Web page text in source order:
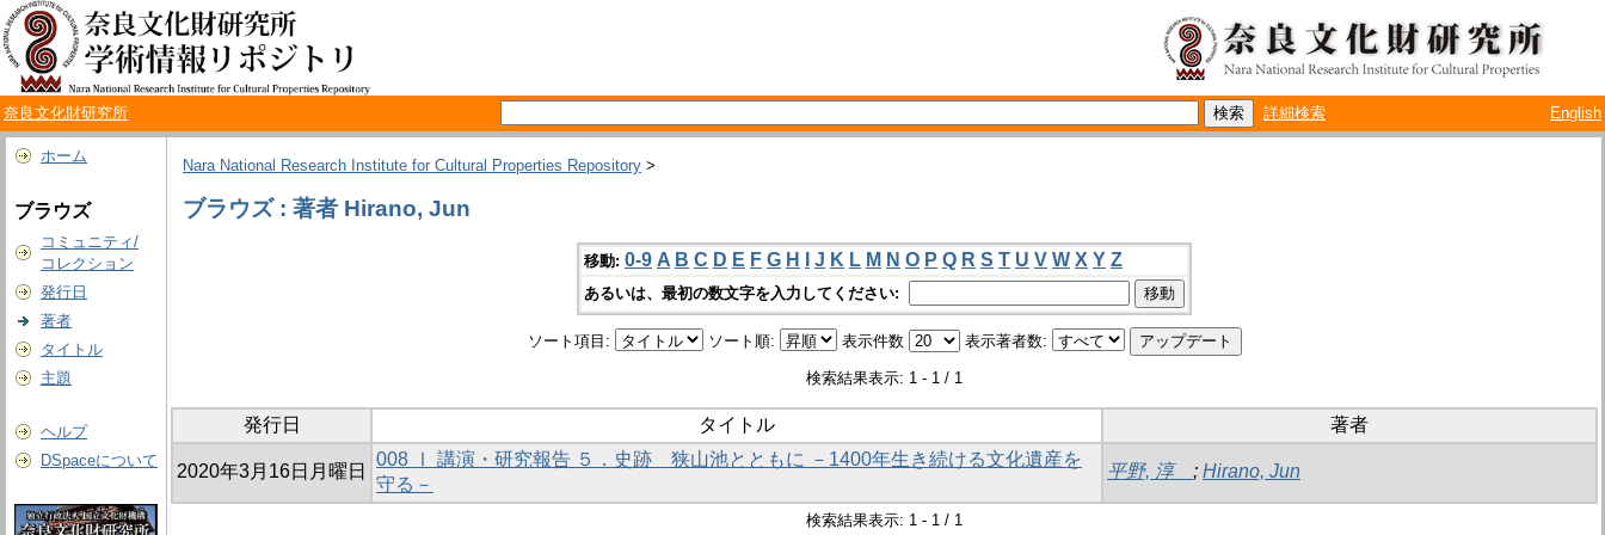
奈良文化財研究所 詳細検索 English
ホーム
ブラウズ
コミュニティ/
コレクション
発行日
著者
タイトル
主題
ヘルプ
DSpaceについて
Nara National Research Institute for Cultural Properties Repository >
ブラウズ : 著者 Hirano, Jun
移動: 0-9 A B C D E F G H J K L M N O P Q R S T U V W X Y Z
あるいは、最初の数文字を入力してください:
ソート項目: ソート順: 表示件数 表示著者数:
検索結果表示: 1 - 1 / 1
発行日 タイトル 著者
2020年3月16日月曜日
008 Ⅰ 講演・研究報告 ５．史跡 狭山池とともに －1400年生き続ける文化遺産を
守る－
平野, 淳 ; Hirano, Jun
検索結果表示: 1 - 1 / 1